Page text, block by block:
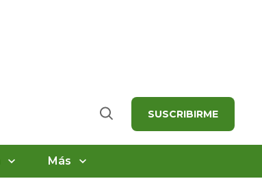
Buscar SUSCRIBIRME
Más